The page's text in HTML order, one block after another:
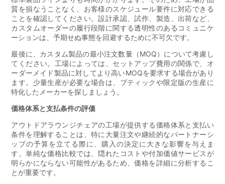
質を損なうことなく、お客様のスケジュール要件に対応できる
ことを確認してください。設計承認、試作、製造、出荷など、
カスタムオーダーの履行段階に関する透明性のあるコミュニケ
ーションは、予期せぬ事態を回避するために不可欠です。
最後に、カスタム製品の最小注文数量（MOQ）について考慮し
てください。工場によっては、セットアップ費用の関係で、オ
ーダーメイド製品に対してより高いMOQを要求する場合があり
ます。少量生産が必要な場合は、ブティックや限定版の生産に
特化したメーカーを探しましょう。
価格体系と支払条件の評価
アウトドアラウンジチェアの工場が提供する価格体系と支払い
条件を理解することは、特に大量注文や継続的なパートナーシ
ップの予算を立てる際に、購入の決定に大きな影響を与えま
す。単純な価格比較では、隠れたコストや付加価値サービスが
明らかにならない可能性があるため、価格を詳細に分析するこ
とが重要です。